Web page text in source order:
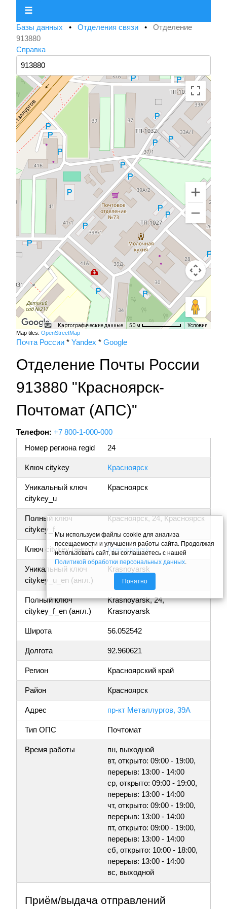
☰
Базы данных • Отделения связи • Отделение
913880
Справка
Картографические данные 50 м Условия
Map tiles: OpenStreetMap
Почта России * Yandex * Google
Отделение Почты России
913880 "Красноярск-
Почтомат (АПС)"
Телефон: +7 800-1-000-000
Номер региона regid
24
Ключ citykey Красноярск
Уникальный ключ
citykey_u
Красноярск
Полный ключ
citykey_f
Красноярск, 24, Красноярск
Ключ citykey (англ.) Krasnoyarsk
Уникальный ключ
citykey_u_en (англ.)
Krasnoyarsk
Полный ключ
citykey_f_en (англ.)
Krasnoyarsk, 24,
Krasnoyarsk
Широта 56.052542
Долгота 92.960621
Регион Красноярский край
Район Красноярск
Адрес пр-кт Металлургов, 39А
Тип ОПС Почтомат
Время работы
пн, выходной
вт, открыто: 09:00 - 19:00,
перерыв: 13:00 - 14:00
ср, открыто: 09:00 - 19:00,
перерыв: 13:00 - 14:00
чт, открыто: 09:00 - 19:00,
перерыв: 13:00 - 14:00
пт, открыто: 09:00 - 19:00,
перерыв: 13:00 - 14:00
сб, открыто: 10:00 - 18:00,
перерыв: 13:00 - 14:00
вс, выходной
Приём/выдача отправлений
Мы используем файлы cookie для анализа
посещаемости и улучшения работы сайта. Продолжая
использовать сайт, вы соглашаетесь с нашей
Политикой обработки персональных данных.
Понятно